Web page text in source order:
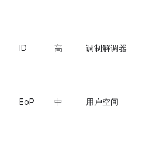
ID 高 调制解调器
EoP 中 用户空间